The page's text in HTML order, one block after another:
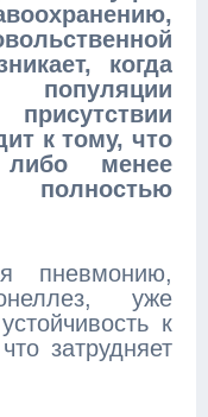
когда
к тому, что
либо менее
полностью
пневмонию,
уже
к
затрудняет